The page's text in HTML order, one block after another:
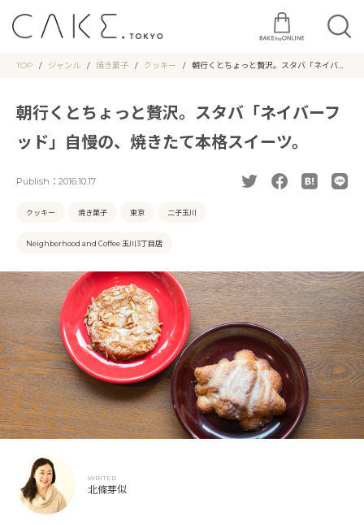
TOP ジャンル 焼き菓子 クッキー
朝行くとちょっと贅沢。スタバ「ネイバー
朝行くとちょっと贅沢。スタバ「ネイバーフ
ッド」自慢の、焼きたて本格スイーツ。
Publish： 2016.10.17
クッキー 焼き菓子 東京 二子玉川
Neighborhood and Coffee 玉川3丁目店
WRITER
北條芽似